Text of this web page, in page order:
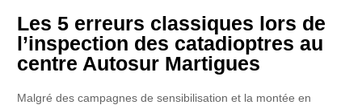
Les 5 erreurs classiques lors de
l’inspection des catadioptres au
centre Autosur Martigues
Malgré des campagnes de sensibilisation et la montée en